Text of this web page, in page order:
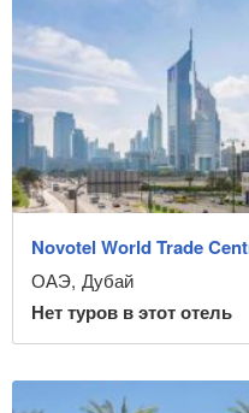
Novotel World Trade
ОАЭ, Дубай
Нет туров в этот отель